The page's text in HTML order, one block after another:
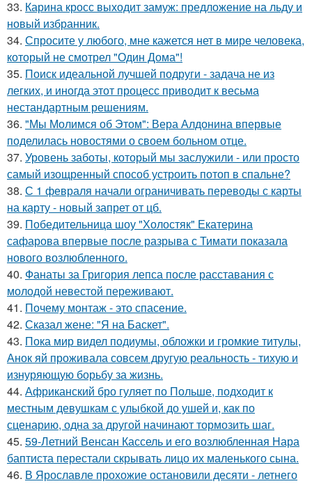
33. Карина кросс выходит замуж: предложение на льду и
новый избранник.
34. Спросите у любого, мне кажется нет в мире человека,
который не смотрел "Один Дома"!
35. Поиск идеальной лучшей подруги - задача не из
легких, и иногда этот процесс приводит к весьма
нестандартным решениям.
36. "Мы Молимся об Этом": Вера Алдонина впервые
поделилась новостями о своем больном отце.
37. Уровень заботы, который мы заслужили - или просто
самый изощренный способ устроить потоп в спальне?
38. С 1 февраля начали ограничивать переводы с карты
на карту - новый запрет от цб.
39. Победительница шоу "Холостяк" Екатерина
сафарова впервые после разрыва с Тимати показала
нового возлюбленного.
40. Фанаты за Григория лепса после расставания с
молодой невестой переживают.
41. Почему монтаж - это спасение.
42. Сказал жене: "Я на Баскет".
43. Пока мир видел подиумы, обложки и громкие титулы,
Анок яй проживала совсем другую реальность - тихую и
изнуряющую борьбу за жизнь.
44. Африканский бро гуляет по Польше, подходит к
местным девушкам с улыбкой до ушей и, как по
сценарию, одна за другой начинают тормозить шаг.
45. 59-Летний Венсан Кассель и его возлюбленная Нара
баптиста перестали скрывать лицо их маленького сына.
46. В Ярославле прохожие остановили десяти - летнего